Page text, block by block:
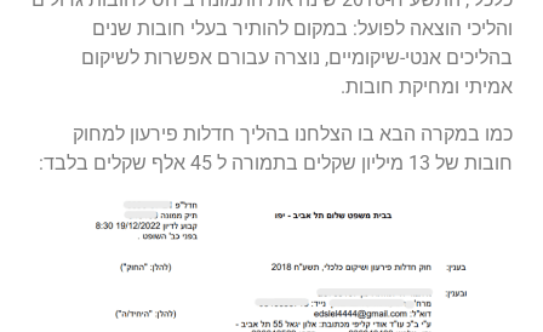
והליכי הוצאה לפועל: במקום להותיר בעלי חובות שנים
בהליכים אנטי-שיקומיים, נוצרה עבורם אפשרות לשיקום
אמיתי ומחיקת חובות.
כמו במקרה הבא בו הצלחנו בהליך חדלות פירעון למחוק
חובות של 13 מיליון שקלים בתמורה ל 45 אלף שקלים בלבד: